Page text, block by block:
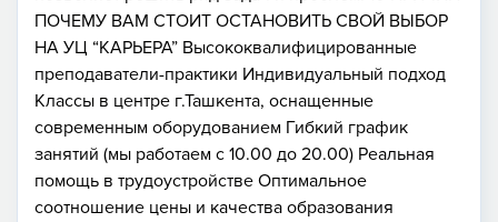
ПОЧЕМУ ВАМ СТОИТ ОСТАНОВИТЬ СВОЙ ВЫБОР
НА УЦ “КАРЬЕРА” Высококвалифицированные
преподаватели-практики Индивидуальный подход
Классы в центре г.Ташкента, оснащенные
современным оборудованием Гибкий график
занятий (мы работаем с 10.00 до 20.00) Реальная
помощь в трудоустройстве Оптимальное
соотношение цены и качества образования